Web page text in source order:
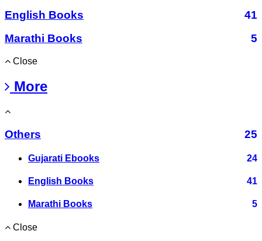
English Books
41
Marathi Books
5
Close
More
Others 25
Gujarati Ebooks 24
English Books 41
Marathi Books 5
Close